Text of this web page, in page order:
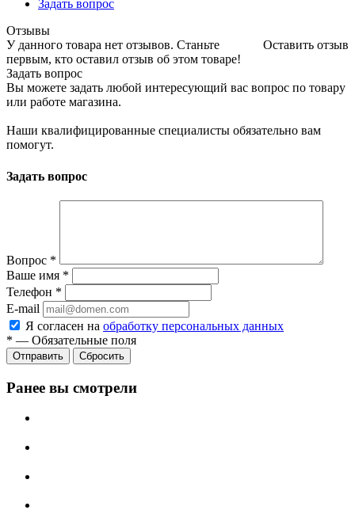
Задать вопрос
Отзывы
Оставить отзыв
У данного товара нет отзывов. Станьте
первым, кто оставил отзыв об этом товаре!
Задать вопрос
Вы можете задать любой интересующий вас вопрос по товару
или работе магазина.
Наши квалифицированные специалисты обязательно вам
помогут.
Задать вопрос
Вопрос *
Ваше имя *
Телефон *
E-mail
Я согласен на обработку персональных данных
* — Обязательные поля
Отправить Сбросить
Ранее вы смотрели